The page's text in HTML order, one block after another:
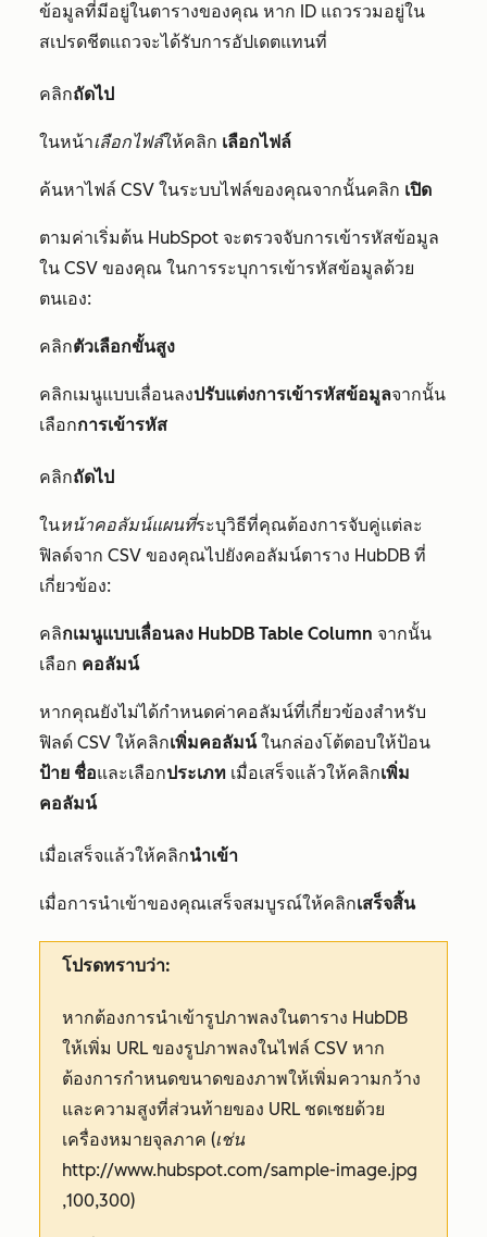
ข้อมูลที่มีอยู่ในตารางของคุณ หาก ID แถวรวมอยู่ใน
สเปรดชีตแถวจะได้รับการอัปเดตแทนที่
คลิกถัดไป
ในหน้าเลือกไฟล์ให้คลิก เลือกไฟล์
ค้นหาไฟล์ CSV ในระบบไฟล์ของคุณจากนั้นคลิก เปิด
ตามค่าเริ่มต้น HubSpot จะตรวจจับการเข้ารหัสข้อมูล
ใน CSV ของคุณ ในการระบุการเข้ารหัสข้อมูลด้วย
ตนเอง:
คลิกตัวเลือกขั้นสูง
คลิกเมนูแบบเลื่อนลงปรับแต่งการเข้ารหัสข้อมูลจากนั้น
เลือกการเข้ารหัส
คลิกถัดไป
ในหน้าคอลัมน์แผนที่ระบุวิธีที่คุณต้องการจับคู่แต่ละ
ฟิลด์จาก CSV ของคุณไปยังคอลัมน์ตาราง HubDB ที่
เกี่ยวข้อง:
คลิกเมนูแบบเลื่อนลง HubDB Table Column จากนั้น
เลือก คอลัมน์
หากคุณยังไม่ได้กำหนดค่าคอลัมน์ที่เกี่ยวข้องสำหรับ
ฟิลด์ CSV ให้คลิกเพิ่มคอลัมน์ในกล่องโต้ตอบให้ป้อน
ป้าย ชื่อและเลือกประเภท เมื่อเสร็จแล้วให้คลิกเพิ่ม
คอลัมน์
เมื่อเสร็จแล้วให้คลิกนำเข้า
เมื่อการนำเข้าของคุณเสร็จสมบูรณ์ให้คลิกเสร็จสิ้น
โปรดทราบว่า:
หากต้องการนำเข้ารูปภาพลงในตาราง HubDB
ให้เพิ่ม URL ของรูปภาพลงในไฟล์ CSV หาก
ต้องการกำหนดขนาดของภาพให้เพิ่มความกว้าง
และความสูงที่ส่วนท้ายของ URL ชดเชยด้วย
เครื่องหมายจุลภาค (เช่น
http://www.hubspot.com/sample-image.jpg
,100,300)